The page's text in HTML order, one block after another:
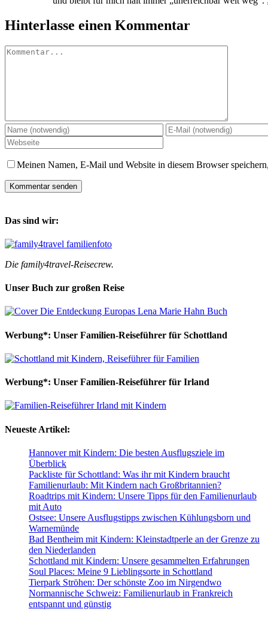
Hinterlasse einen Kommentar
Kommentar
Meinen Namen, E-Mail und Website in diesem Browser
Das sind wir:
Die family4travel-Reisecrew.
Unser Buch zur großen Reise
Werbung*: Unser Familien-Reiseführer für Schottland
Werbung*: Unser Familien-Reiseführer für Irland
Neueste Artikel:
Hannover mit Kindern: Die besten Ausflugsziele im
Überblick
Packliste für Schottland: Was ihr mit Kindern braucht
Familienurlaub: Mit Kindern nach Großbritannien?
Roadtrips mit Kindern: Unsere Tipps für den Familienurlaub
mit Auto
Ostsee: Unsere Ausflugstipps zwischen Kühlungsborn und
Warnemünde
Bad Bentheim mit Kindern: Kleinstadtperle an der Grenze zu
den Niederlanden
Schottland mit Kindern: Unsere gesammelten Erfahrungen
Soul Places: Meine 9 Lieblingsorte in Schottland
Tierpark Ströhen: Der schönste Zoo im Nirgendwo
Normannische Schweiz: Familienurlaub in Frankreich
entspannt und günstig